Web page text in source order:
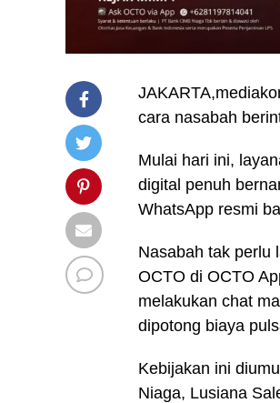
cara nasabah
Mulai hari ini,
digital penuh
WhatsApp resmi
Nasabah tak perlu
OCTO di OCTO
melakukan chat
dipotong biaya
Kebijakan ini
Niaga, Lusiana